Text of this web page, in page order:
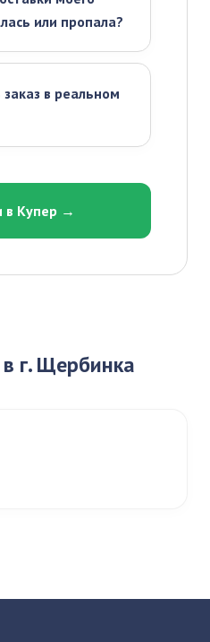
или пропала?
в реальном
в Купер →
г. Щербинка